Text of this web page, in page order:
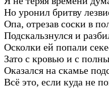
Но уронил бритву
Опа, отрезав соски в
Подскальзнулся и
Осколки ей попали
Зато с кровью и с
Оказался на скамье
Всё это, если куда не